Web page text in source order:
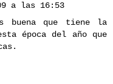
a las 16:53
buena que tiene la
época del año que